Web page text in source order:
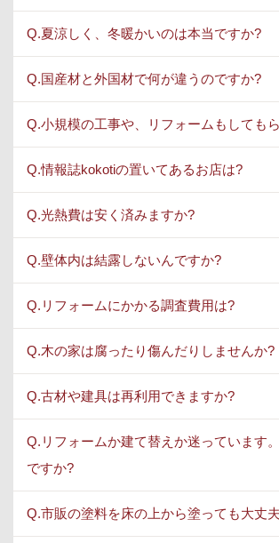
Q.夏涼しく、冬暖かいのは本当ですか?
Q.国産材と外国材で何が違うのですか?
Q.小規模の工事や、リフォームもしても
Q.情報誌kokotiの置いてあるお店は?
Q.光熱費は安く済みますか?
Q.壁体内は結露しないんですか?
Q.リフォームにかかる調査費用は?
Q.木の家は腐ったり傷んだりしませんか?
Q.古材や建具は再利用できますか?
Q.リフォームか建て替えか迷っています
ですか?
Q.市販の塗料を床の上から塗っても大丈